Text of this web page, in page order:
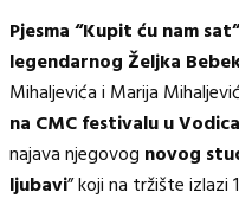
Pjesma “Kupit ću nam sat”
legendarnog Željka
Mihaljevića i Marija
na CMC festivalu u
najava njegovog novog
ljubavi” koji na tržište izlazi